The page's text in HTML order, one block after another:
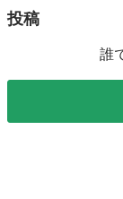
投稿
誰